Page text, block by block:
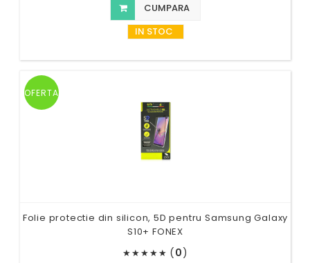
CUMPARA
IN STOC
OFERTA
Folie protectie din silicon, 5D pentru Samsung Galaxy
S10+ FONEX
★★★★★ (0)